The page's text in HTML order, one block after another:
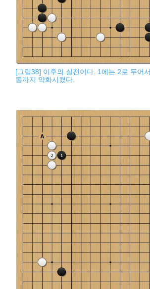
[그림38] 이후의 실전이다. 1에는 2로 두어
동까지 약화시켰다.